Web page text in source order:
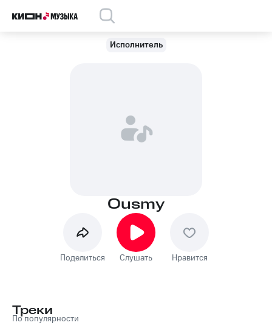
Исполнитель
Ousmy
Поделиться Слушать Нравится
Треки
По популярности